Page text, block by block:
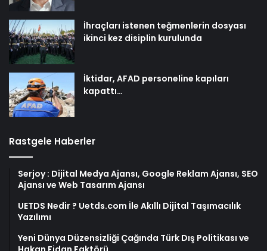
İhraçları istenen teğmenlerin dosyası
ikinci kez disiplin kurulunda
İktidar, AFAD personeline kapıları
kapattı…
Rastgele Haberler
Serjoy : Dijital Medya Ajansı, Google Reklam Ajansı, SEO
Ajansı ve Web Tasarım Ajansı
UETDS Nedir ? Uetds.com İle Akıllı Dijital Taşımacılık
Yazılımı
Yeni Dünya Düzensizliği Çağında Türk Dış Politikası ve